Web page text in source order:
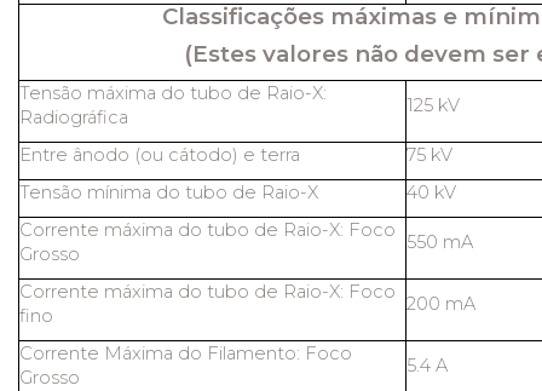
Classificações máximas e
(Estes valores não devem ser
Tensão máxima do tubo de Raio-X:
Radiográfica
125 kV
Entre ânodo (ou cátodo) e terra
75 kV
Tensão mínima do tubo de Raio-X
40 kV
Corrente máxima do tubo de Raio-X: Foco
Grosso
550 mA
Corrente máxima do tubo de Raio-X: Foco
fino
200 mA
Corrente Máxima do Filamento: Foco
Grosso
5.4 A